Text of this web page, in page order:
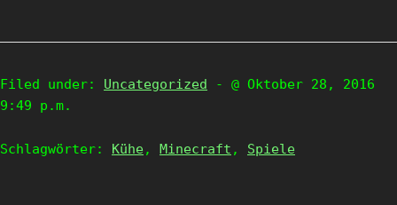
Filed under: Uncategorized
- @ Oktober 28, 2016
9:49 p.m.
Schlagwörter: Kühe, Minecraft , Spiele